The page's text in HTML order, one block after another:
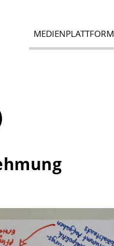
MEDIENPLATTFORM